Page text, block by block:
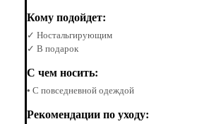
Кому подойдет:
✓ Ностальгирующим
✓ В подарок
С чем носить:
• С повседневной одеждой
Рекомендации по уходу: